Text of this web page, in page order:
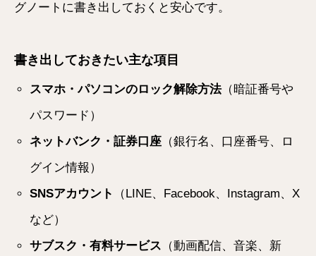
グノートに書き出しておくと安心です。
書き出しておきたい主な項目
スマホ・パソコンのロック解除方法（暗証番号や
パスワード）
ネットバンク・証券口座 （銀行名、口座番号、ロ
グイン情報）
SNSアカウント
（LINE、Facebook、Instagram、X
など）
サブスク・有料サービス （動画配信、音楽、新